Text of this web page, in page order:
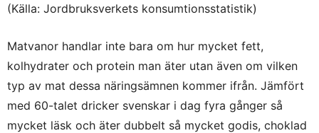
(Källa: Jordbruksverkets konsumtionsstatistik)
Matvanor handlar inte bara om hur mycket fett,
kolhydrater och protein man äter utan även om vilken
typ av mat dessa näringsämnen kommer ifrån. Jämfört
med 60-talet dricker svenskar i dag fyra gånger så
mycket läsk och äter dubbelt så mycket godis, choklad